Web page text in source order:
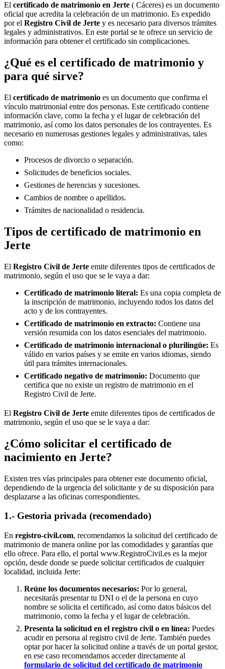
El certificado de matrimonio en Jerte ( Cáceres) es un documento
oficial que acredita la celebración de un matrimonio. Es expedido
por el Registro Civil de Jerte y es necesario para diversos trámites
legales y administrativos. En este portal se te ofrece un servicio de
información para obtener el certificado sin complicaciones.
¿Qué es el certificado de matrimonio y
para qué sirve?
El certificado de matrimonio es un documento que confirma el
vínculo matrimonial entre dos personas. Este certificado contiene
información clave, como la fecha y el lugar de celebración del
matrimonio, así como los datos personales de los contrayentes. Es
necesario en numerosas gestiones legales y administrativas, tales
como:
Procesos de divorcio o separación.
Solicitudes de beneficios sociales.
Gestiones de herencias y sucesiones.
Cambios de nombre o apellidos.
Trámites de nacionalidad o residencia.
Tipos de certificado de matrimonio en
Jerte
El Registro Civil de Jerte emite diferentes tipos de certificados de
matrimonio, según el uso que se le vaya a dar:
Certificado de matrimonio literal: Es una copia completa de
la inscripción de matrimonio, incluyendo todos los datos del
acto y de los contrayentes.
Certificado de matrimonio en extracto: Contiene una
versión resumida con los datos esenciales del matrimonio.
Certificado de matrimonio internacional o plurilingüe: Es
válido en varios países y se emite en varios idiomas, siendo
útil para trámites internacionales.
Certificado negativo de matrimonio: Documento que
certifica que no existe un registro de matrimonio en el
Registro Civil de Jerte.
El Registro Civil de Jerte emite diferentes tipos de certificados de
matrimonio, según el uso que se le vaya a dar:
¿Cómo solicitar el certificado de
nacimiento en Jerte?
Existen tres vías principales para obtener este documento oficial,
dependiendo de la urgencia del solicitante y de su disposición para
desplazarse a las oficinas correspondientes.
1.- Gestoria privada (recomendado)
En registro-civil.com, recomendamos la solicitud del certificado de
matrimonio de manera online por las comodidades y garantías que
ello ofrece. Para ello, el portal www.RegistroCivil.es es la mejor
opción, desde donde se puede solicitar certificados de cualquier
localidad, incluida Jerte:
Reúne los documentos necesarios: Por lo general,
necesitarás presentar tu DNI o el de la persona en cuyo
nombre se solicita el certificado, así como datos básicos del
matrimonio, como la fecha y el lugar de celebración.
Presenta la solicitud en el registro civil o en línea: Puedes
acudir en persona al registro civil de Jerte. También puedes
optar por hacer la solicitud online a través de un portal gestor,
en ese caso recomendamos acceder directamente al
formulario de solicitud del certificado de matrimonio